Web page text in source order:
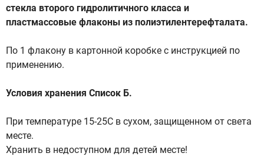
стекла второго гидролитичного класса и
пластмассовые флаконы из полиэтилентерефталата.
По 1 флакону в картонной коробке с инструкцией по
применению.
Условия хранения Список Б.
При температуре 15-25С в сухом, защищенном от света
месте.
Хранить в недоступном для детей месте!